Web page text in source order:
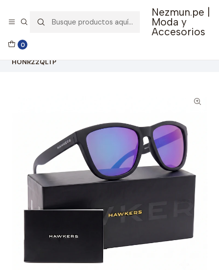
Nezmun.pe |
Moda y
Accesorios
0
🚚 Envío GRATIS por compras mayores a S/ 150
HONR22QLTP